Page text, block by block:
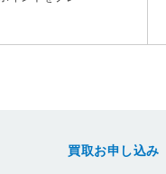
買取お申し込み